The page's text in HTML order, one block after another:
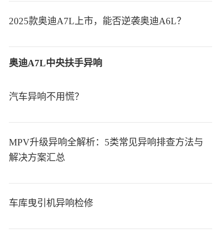
2025款奥迪A7L上市，能否逆袭奥迪A6L？
奥迪A7L中央扶手异响
汽车异响不用慌？
MPV升级异响全解析：5类常见异响排查方法与
解决方案汇总
车库曳引机异响检修